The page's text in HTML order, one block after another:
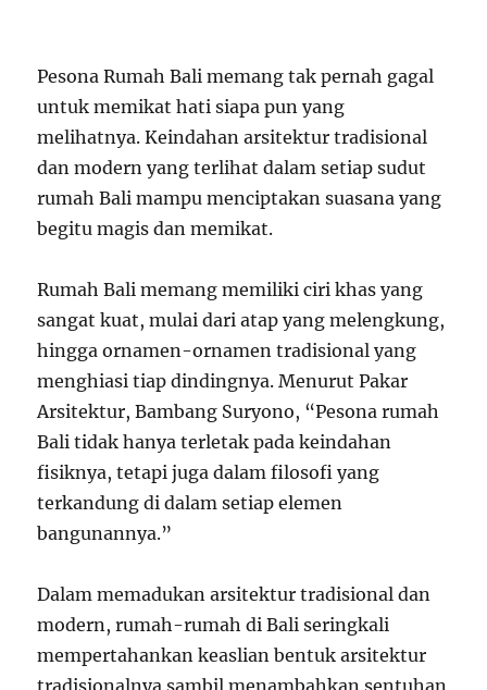
Pesona Rumah Bali memang tak pernah gagal
untuk memikat hati siapa pun yang
melihatnya. Keindahan arsitektur tradisional
dan modern yang terlihat dalam setiap sudut
rumah Bali mampu menciptakan suasana yang
begitu magis dan memikat.
Rumah Bali memang memiliki ciri khas yang
sangat kuat, mulai dari atap yang melengkung,
hingga ornamen-ornamen tradisional yang
menghiasi tiap dindingnya. Menurut Pakar
Arsitektur, Bambang Suryono, “Pesona rumah
Bali tidak hanya terletak pada keindahan
fisiknya, tetapi juga dalam filosofi yang
terkandung di dalam setiap elemen
bangunannya.”
Dalam memadukan arsitektur tradisional dan
modern, rumah-rumah di Bali seringkali
mempertahankan keaslian bentuk arsitektur
tradisionalnya sambil menambahkan sentuhan